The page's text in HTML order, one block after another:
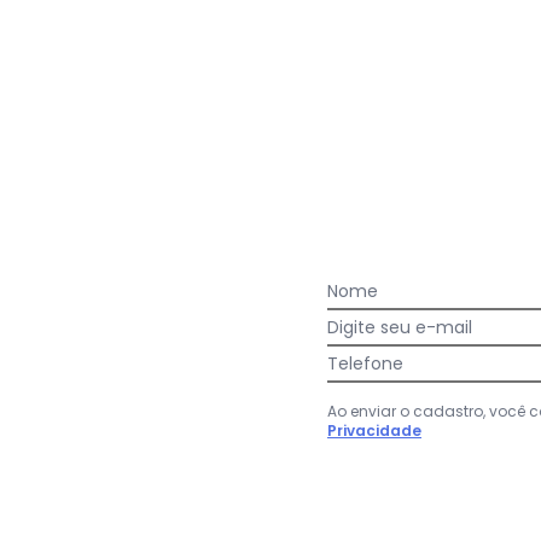
14
de lavagem 30C. Não alvejar. Não passar sobre a
0%
97%
O que as
Curto
Bom
Longo
Nome
Digite seu e-mail
Telefone
Ao enviar o cadastro, você
Privacidade